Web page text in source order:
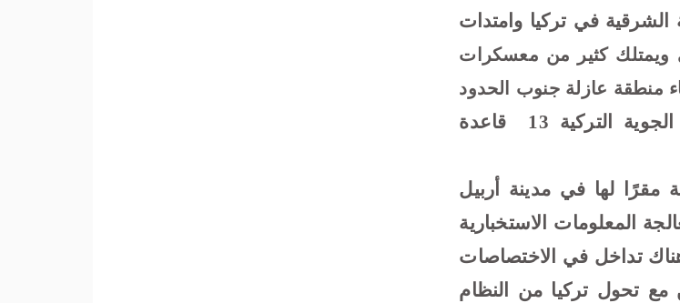
في تركيا وامتدات
ويمتلك كثير من معسكرات
منطقة عازلة جنوب الحدود
الجوية التركية 13 قاعدة
مقرًا لها في مدينة أربيل
المعلومات الاستخبارية
تداخل في الاختصاصات
تحول تركيا من النظام